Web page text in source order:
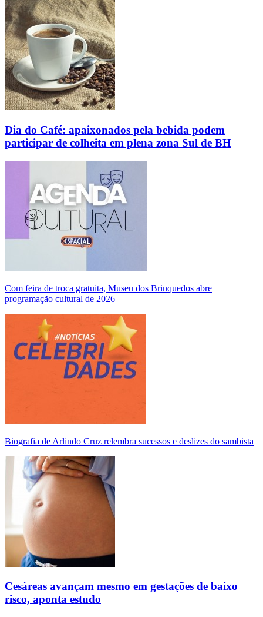
Dia do Café: apaixonados pela bebida podem
participar de colheita em plena zona Sul de BH
Com feira de troca gratuita, Museu dos Brinquedos abre
programação cultural de 2026
Biografia de Arlindo Cruz relembra sucessos e deslizes do sambista
Cesáreas avançam mesmo em gestações de baixo
risco, aponta estudo